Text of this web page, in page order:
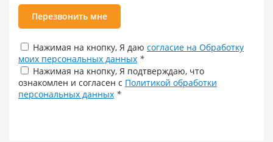
Перезвонить мне
Нажимая на кнопку, Я даю согласие на Обработку
моих персональных данных *
Нажимая на кнопку, Я подтверждаю, что
ознакомлен и согласен с Политикой обработки
персональных данных *